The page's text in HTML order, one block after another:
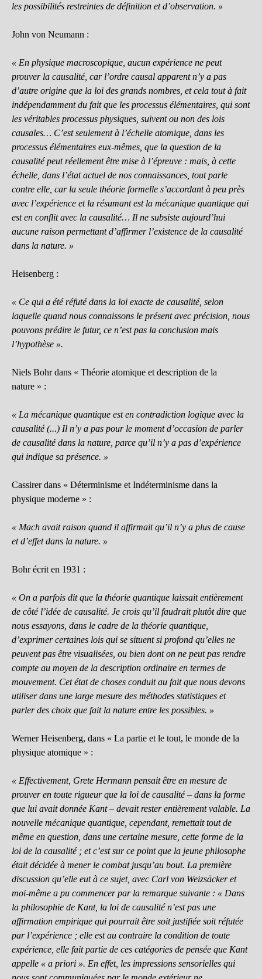
les possibilités restreintes de définition et d’observation. »
John von Neumann :
« En physique macroscopique, aucun expérience ne peut
prouver la causalité, car l’ordre causal apparent n’y a pas
d’autre origine que la loi des grands nombres, et cela tout à fait
indépendamment du fait que les processus élémentaires, qui sont
les véritables processus physiques, suivent ou non des lois
causales… C’est seulement à l’échelle atomique, dans les
processus élémentaires eux-mêmes, que la question de la
causalité peut réellement être mise à l’épreuve : mais, à cette
échelle, dans l’état actuel de nos connaissances, tout parle
contre elle, car la seule théorie formelle s’accordant à peu près
avec l’expérience et la résumant est la mécanique quantique qui
est en conflit avec la causalité… Il ne subsiste aujourd’hui
aucune raison permettant d’affirmer l’existence de la causalité
dans la nature. »
Heisenberg :
« Ce qui a été réfuté dans la loi exacte de causalité, selon
laquelle quand nous connaissons le présent avec précision, nous
pouvons prédire le futur, ce n’est pas la conclusion mais
l’hypothèse ».
Niels Bohr dans « Théorie atomique et description de la
nature » :
« La mécanique quantique est en contradiction logique avec la
causalité (...) Il n’y a pas pour le moment d’occasion de parler
de causalité dans la nature, parce qu’il n’y a pas d’expérience
qui indique sa présence. »
Cassirer dans « Déterminisme et Indéterminisme dans la
physique moderne » :
« Mach avait raison quand il affirmait qu’il n’y a plus de cause
et d’effet dans la nature. »
Bohr écrit en 1931 :
« On a parfois dit que la théorie quantique laissait entièrement
de côté l’idée de causalité. Je crois qu’il faudrait plutôt dire que
nous essayons, dans le cadre de la théorie quantique,
d’exprimer certaines lois qui se situent si profond qu’elles ne
peuvent pas être visualisées, ou bien dont on ne peut pas rendre
compte au moyen de la description ordinaire en termes de
mouvement. Cet état de choses conduit au fait que nous devons
utiliser dans une large mesure des méthodes statistiques et
parler des choix que fait la nature entre les possibles. »
Werner Heisenberg, dans « La partie et le tout, le monde de la
physique atomique » :
« Effectivement, Grete Hermann pensait être en mesure de
prouver en toute rigueur que la loi de causalité – dans la forme
que lui avait donnée Kant – devait rester entièrement valable. La
nouvelle mécanique quantique, cependant, remettait tout de
même en question, dans une certaine mesure, cette forme de la
loi de la causalité ; et c’est sur ce point que la jeune philosophe
était décidée à mener le combat jusqu’au bout. La première
discussion qu’elle eut à ce sujet, avec Carl von Weizsäcker et
moi-même a pu commencer par la remarque suivante : « Dans
la philosophie de Kant, la loi de causalité n’est pas une
affirmation empirique qui pourrait être soit justifiée soit réfutée
par l’expérience ; elle est au contraire la condition de toute
expérience, elle fait partie de ces catégories de pensée que Kant
appelle « a priori ». En effet, les impressions sensorielles qui